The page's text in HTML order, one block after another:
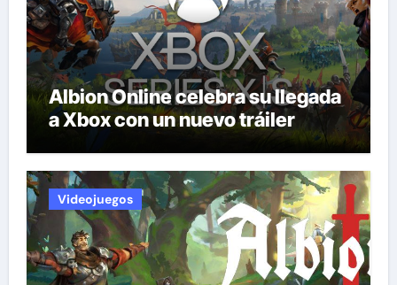
Albion Online celebra su llegada
a Xbox con un nuevo tráiler
Videojuegos